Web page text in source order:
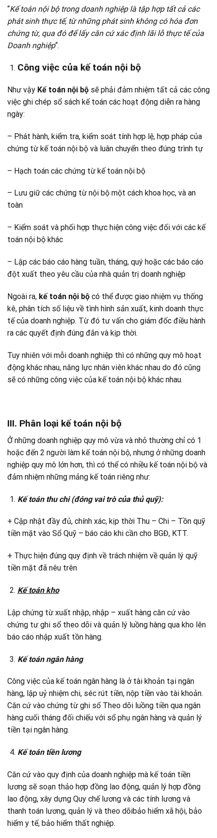
“Kế toán nội bộ trong doanh nghiệp là tập hợp tất cả các
phát sinh thực tế, từ những phát sinh không có hóa đơn
chứng từ, qua đó để lấy căn cứ xác định lãi lỗ thực tế của
Doanh nghiệp“.
Công việc của kế toán nội bộ
Như vậy Kế toán nội bộ sẽ phải đảm nhiệm tất cả các công
việc ghi chép sổ sách kế toán các hoạt động diễn ra hàng
ngày:
– Phát hành, kiểm tra, kiểm soát tính hợp lệ, hợp pháp của
chứng từ kế toán nội bộ và luân chuyển theo đúng trình tự
– Hạch toán các chứng từ kế toán nội bộ
– Lưu giữ các chứng từ nội bộ một cách khoa học, và an
toàn
– Kiểm soát và phối hợp thực hiện công việc đối với các kế
toán nội bộ khác
– Lập các báo cáo hàng tuần, tháng, quý hoặc các báo cáo
đột xuất theo yêu cầu của nhà quản trị doanh nghiệp
Ngoài ra, kế toán nội bộ có thể được giao nhiệm vụ thống
kê, phân tích số liệu về tình hình sản xuất, kinh doanh thực
tế của doanh nghiệp. Từ đó tư vấn cho giám đốc điều hành
ra các quyết định đúng đắn và kịp thời.
Tuy nhiên với mỗi doanh nghiệp thì có những quy mô hoạt
động khác nhau, năng lực nhân viên khác nhau do đó cũng
sẽ có những công việc của kế toán nội bộ khác nhau.
III. Phân loại kế toán nội bộ
Ở những doanh nghiệp quy mô vừa và nhỏ thường chỉ có 1
hoặc đến 2 người làm kế toán nội bộ, nhưng ở những doanh
nghiệp quy mô lớn hơn, thì có thể có nhiều kế toán nội bộ và
đảm nhiệm những mảng kế toán riêng như:
Kế toán thu chi (đóng vai trò của thủ quỹ):
+ Cập nhật đầy đủ, chính xác, kịp thời Thu – Chi – Tồn quỹ
tiền mặt vào Sổ Quỹ – báo cáo khi cần cho BGĐ, KTT.
+ Thực hiện đúng quy định về trách nhiệm về quản lý quỹ
tiền mặt đã nêu trên
Kế toán kho
Lập chứng từ xuất nhập, nhập – xuất hàng căn cứ vào
chứng tư ghi sổ theo dõi và quản lý luồng hàng qua kho lên
báo cáo nhập xuất tồn hàng.
Kế toán ngân hàng
Công việc của kế toán ngân hàng là ở tài khoản tại ngân
hàng, lập uỷ nhiệm chi, séc rút tiền, nộp tiền vào tài khoản.
Căn cứ vào chứng từ ghi sổ Theo dõi luồng tiền qua ngân
hàng cuối tháng đối chiếu với sổ phụ ngân hàng và quản lý
tiền tại ngân hàng.
Kế toán tiền lương
Căn cứ vào quy định của doanh nghiệp mà kế toán tiền
lương sẽ soạn thảo hợp đồng lao động, quản lý hợp đồng
lao động, xây dựng Quy chế lương và các tính lương và
thanh toán lương, quản lý và theo dõibảo hiểm xã hội, bảo
hiểm y tế, bảo hiểm thất nghiệp.